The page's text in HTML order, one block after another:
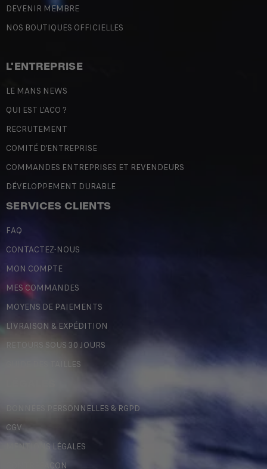
DEVENIR MEMBRE
NOS BOUTIQUES OFFICIELLES
L'ENTREPRISE
LE MANS NEWS
QUI EST L'ACO ?
RECRUTEMENT
COMITÉ D'ENTREPRISE
COMMANDES ENTREPRISES ET REVENDEURS
DÉVELOPPEMENT DURABLE
SERVICES CLIENTS
FAQ
CONTACTEZ-NOUS
MON COMPTE
MES COMMANDES
MOYENS DE PAIEMENTS
LIVRAISON & EXPÉDITION
RETOURS SOUS 30 JOURS
GUIDE DES TAILLES
DONNÉES PERSONNELLES & RGPD
CGV
MENTIONS LÉGALES
CONTREFAÇON